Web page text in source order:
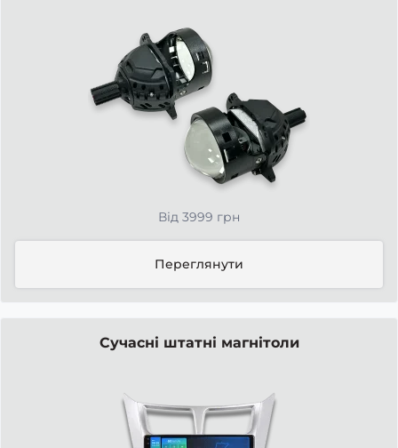
Від 3999 грн
Переглянути
Сучасні штатні магнітоли